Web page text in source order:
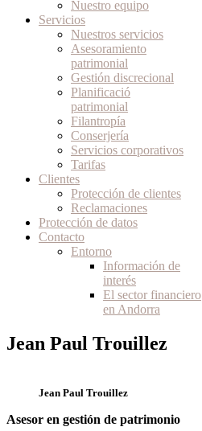
Nuestro equipo
Servicios
Nuestros servicios
Asesoramiento
patrimonial
Gestión discrecional
Planificació
patrimonial
Filantropía
Conserjería
Servicios corporativos
Tarifas
Clientes
Protección de clientes
Reclamaciones
Protección de datos
Contacto
Entorno
Información de
interés
El sector financiero
en Andorra
Jean Paul Trouillez
Jean Paul Trouillez
Asesor en gestión de patrimonio